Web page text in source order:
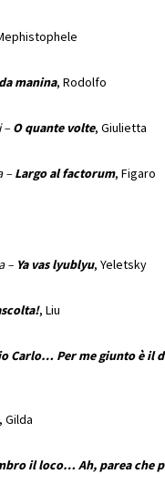
manina, Rodolfo
– O quante volte, Giulietta
– Largo al factorum, Figaro
– Ya vas lyublyu, Yeletsky
, Liu
Carlo… Per me giunto è il
, Gilda
il loco… Ah, parea che